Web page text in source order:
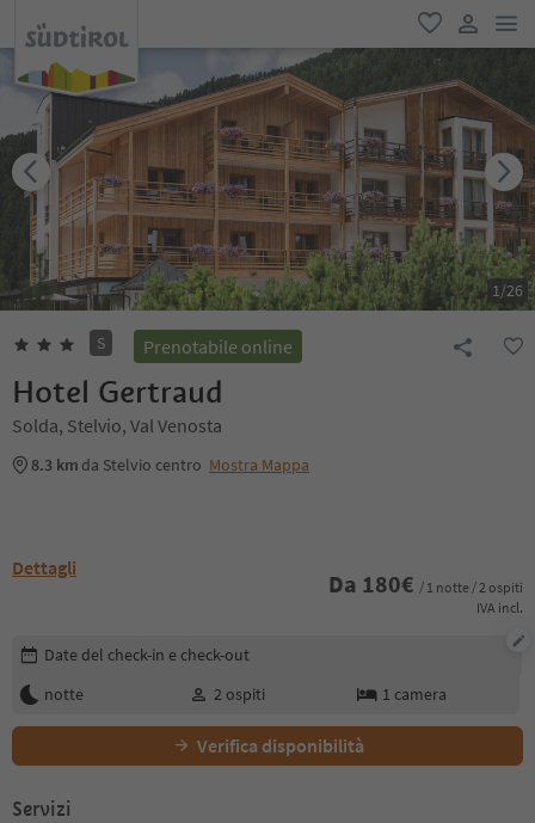
favoriti
user link
1/26
S Prenotabile online
Hotel Gertraud
Solda, Stelvio, Val Venosta
8.3 km da Stelvio centro Mostra Mappa
Dettagli
Da 180€ / 1 notte / 2 ospiti
IVA incl.
Modifica i dettagli della prenotazione
Date del check-in e check-out
notte
2 ospiti 1 camera
Verifica disponibilità
Servizi